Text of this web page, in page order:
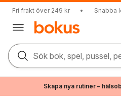
Fri frakt över 249 kr • Snabba
Sök bok, spel, pussel,
Skapa nya rutiner –